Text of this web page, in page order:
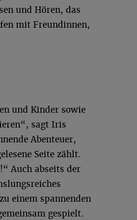
und Hören, das
mit Freundinnen,
und Kinder sowie
sagt Iris
Abenteuer,
Seite zählt.
Auch abseits der
einem spannenden
gespielt.